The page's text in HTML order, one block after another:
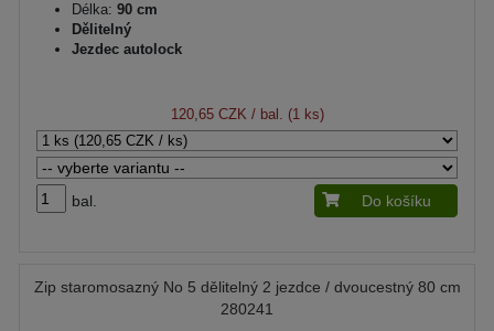
Délka: 90 cm
Dělitelný
Jezdec autolock
120,65 CZK / bal. (1 ks)
bal. Do košíku
Zip staromosazný No 5 dělitelný 2 jezdce / dvoucestný 80 cm
280241